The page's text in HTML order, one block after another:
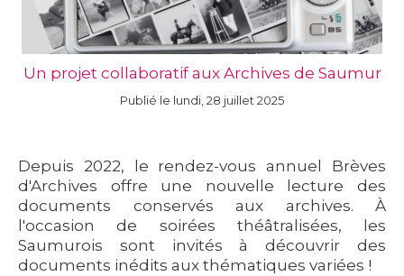
Un projet collaboratif aux Archives de Saumur
Publié le lundi, 28 juillet 2025
Depuis 2022, le rendez-vous annuel Brèves
d'Archives offre une nouvelle lecture des
documents conservés aux archives. À
l'occasion de soirées théâtralisées, les
Saumurois sont invités à découvrir des
documents inédits aux thématiques variées !